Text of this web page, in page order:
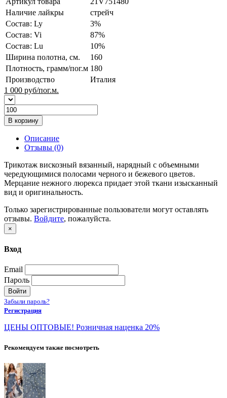
Наличие лайкры
стрейч
Состав: Ly
3%
Состав: Vi
87%
Состав: Lu
10%
Ширина полотна, см.
160
Плотность, грамм/пог.м 180
Производство
Италия
1 000 руб/пог.м.
В корзину
Описание
Отзывы (0)
Трикотаж вискозный вязанный, нарядный с объемными
чередующимися полосами черного и бежевого цветов.
Мерцание нежного люрекса придает этой ткани изысканный
вид и оригинальность.
Только зарегистрированные пользователи могут оставлять
отзывы. Войдите, пожалуйста.
×
Вход
Email
Пароль
Войти
Забыли пароль?
Регистрация
ЦЕНЫ ОПТОВЫЕ! Розничная наценка 20%
Рекомендуем также посмотреть